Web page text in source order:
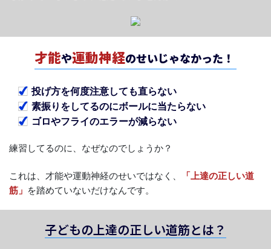
才能や運動神経のせいじゃなかった！
投げ方を何度注意しても直らない
素振りをしてるのにボールに当たらない
ゴロやフライのエラーが減らない
練習してるのに、なぜなのでしょうか？
これは、才能や運動神経のせいではなく、
「上達の正しい道
筋」 を踏めていないだけなんです。
子どもの上達の正しい道筋とは？